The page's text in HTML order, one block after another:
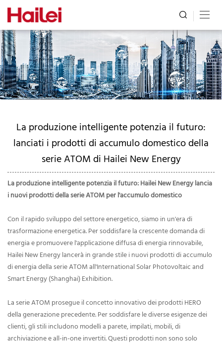
La produzione intelligente potenzia il futuro:
lanciati i prodotti di accumulo domestico della
serie ATOM di Hailei New Energy
La produzione intelligente potenzia il futuro: Hailei New Energy lancia
i nuovi prodotti della serie ATOM per l'accumulo domestico
Con il rapido sviluppo del settore energetico, siamo in un'era di
trasformazione energetica. Per soddisfare la crescente domanda di
energia e promuovere l'applicazione diffusa di energia rinnovabile,
Hailei New Energy lancerà in grande stile i nuovi prodotti di accumulo
di energia della serie ATOM all'International Solar Photovoltaic and
Smart Energy (Shanghai) Exhibition.
La serie ATOM prosegue il concetto innovativo dei prodotti HERO
della generazione precedente. Per soddisfare le diverse esigenze dei
clienti, gli stili includono modelli a parete, impilati, mobili, di
archiviazione e all-in-one invertiti. Questi prodotti non sono solo